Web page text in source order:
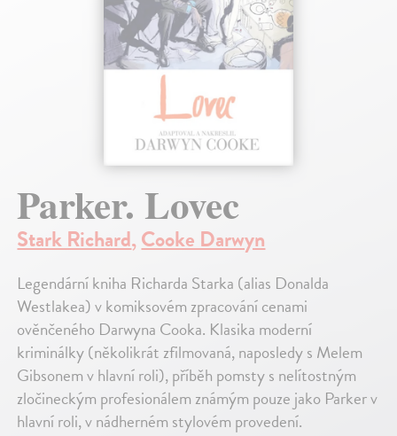
Parker. Lovec
Stark Richard,Cooke Darwyn
Legendární kniha Richarda Starka (alias Donalda
Westlakea) v komiksovém zpracování cenami
ověnčeného Darwyna Cooka. Klasika moderní
kriminálky (několikrát zfilmovaná, naposledy s Melem
Gibsonem v hlavní roli), příběh pomsty s nelítostným
zločineckým profesionálem známým pouze jako Parker v
hlavní roli, v nádherném stylovém provedení.